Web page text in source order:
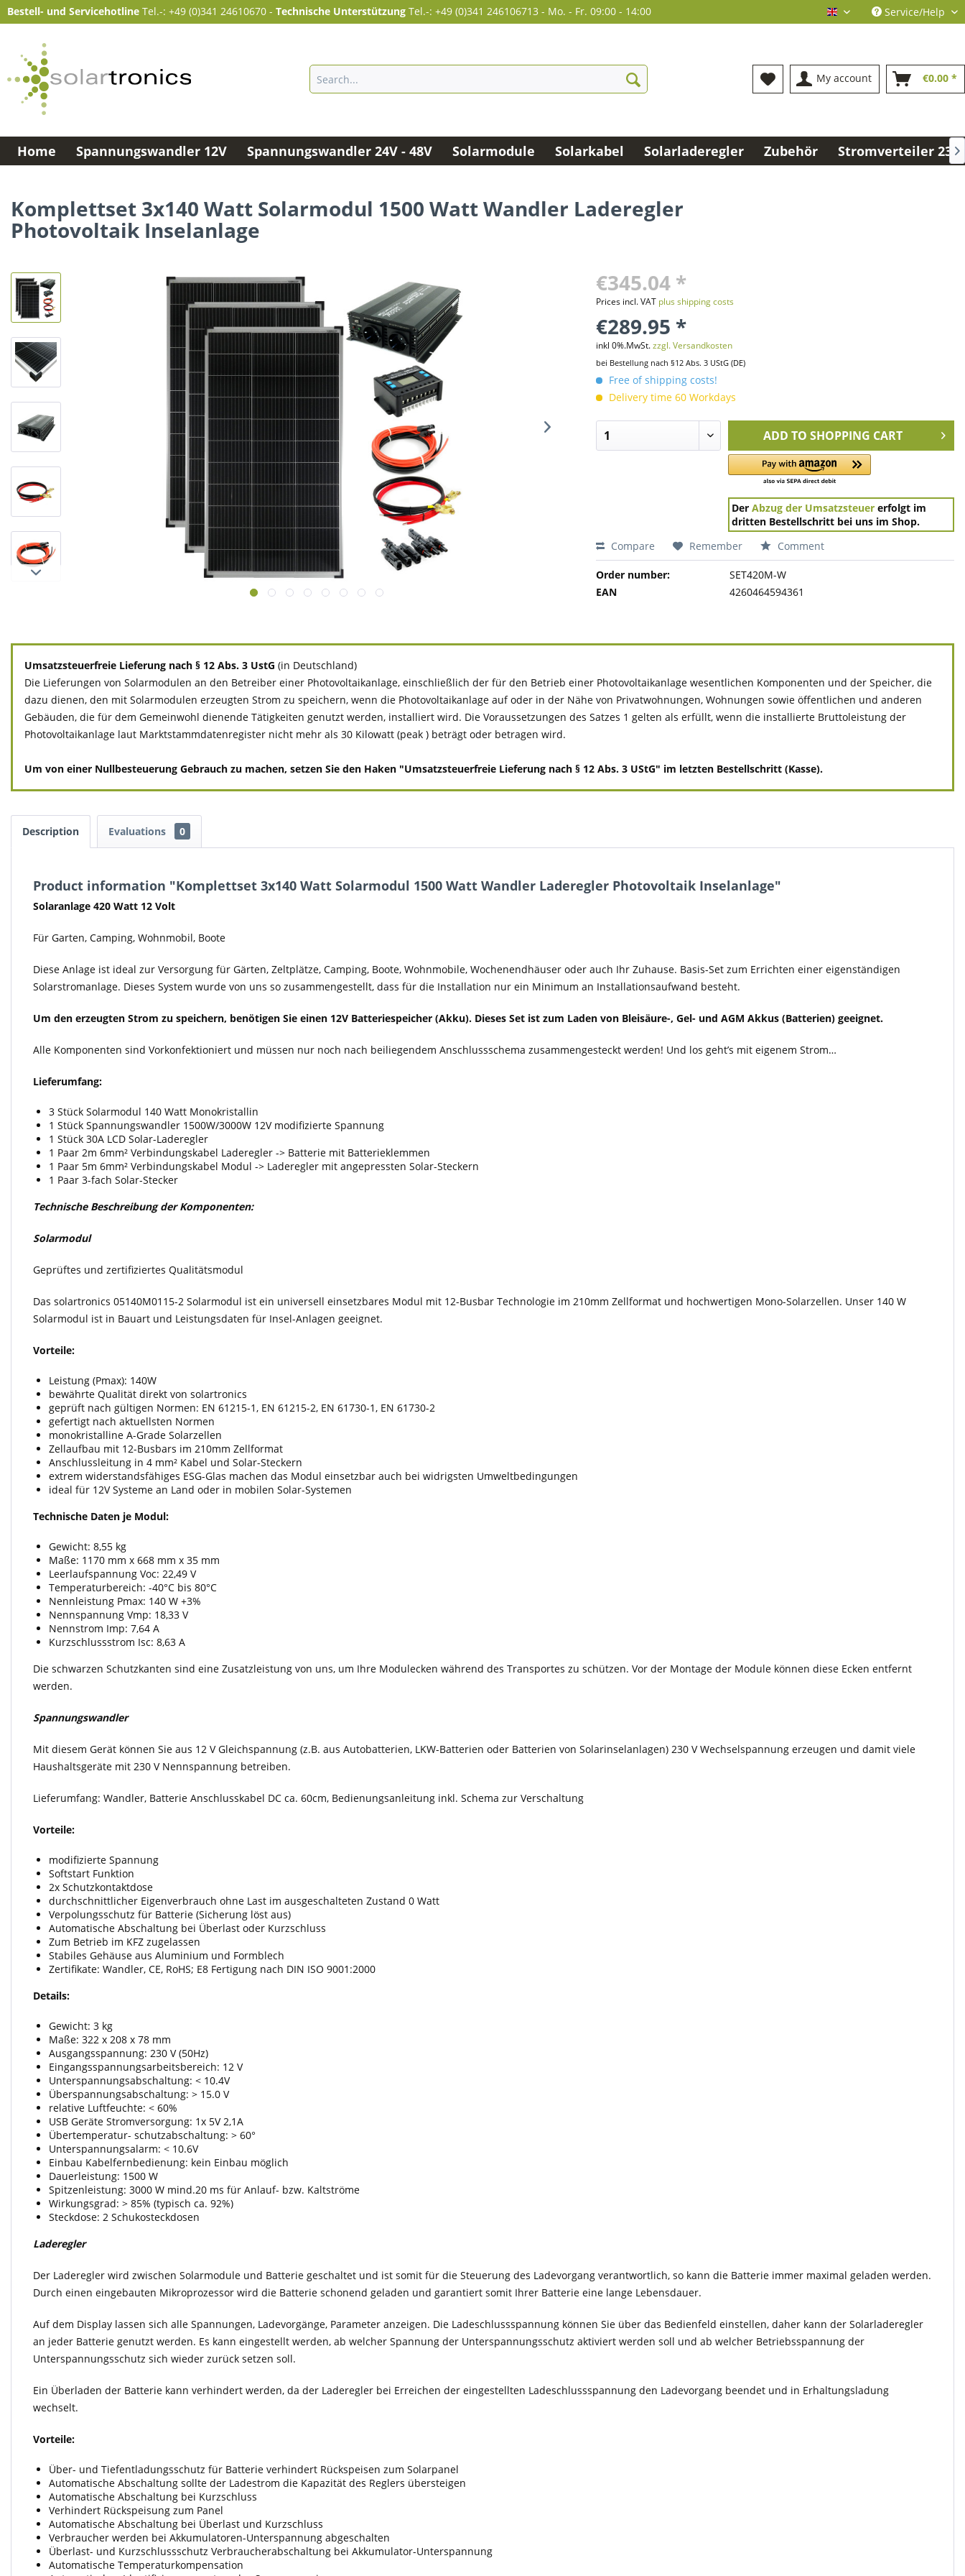
Bestell- und Servicehotline Tel.-: +49 (0)341 24610670 - Technische Unterstützung Tel.-: +49 (0)341 246106713 - Mo. - Fr. 09:00 - 14:00 englisch Service/Help
My account €0.00 *
Home Spannungswandler 12V Spannungswandler 24V - 48V Solarmodule Solarkabel Solarladeregler Zubehör Stromverteiler 
Komplettset 3x140 Watt Solarmodul 1500 Watt Wandler Laderegler
Photovoltaik Inselanlage
€345.04 *
Prices incl. VAT plus shipping costs
€289.95 *
inkl 0%.MwSt.zzgl. Versandkosten
bei Bestellung nach §12 Abs. 3 UStG (DE)
Free of shipping costs!
Delivery time 60 Workdays
ADD TO SHOPPING CART
DerAbzug der Umsatzsteuer erfolgt im
dritten Bestellschritt bei uns im Shop.
Compare
Remember Comment
Order number:
SET420M-W
EAN
4260464594361
Umsatzsteuerfreie Lieferung nach § 12 Abs. 3 UstG (in Deutschland)
Die Lieferungen von Solarmodulen an den Betreiber einer Photovoltaikanlage, einschließlich der für den Betrieb einer Photovoltaikanlage wesentlichen Komponenten und der Speicher, die
dazu dienen, den mit Solarmodulen erzeugten Strom zu speichern, wenn die Photovoltaikanlage auf oder in der Nähe von Privatwohnungen, Wohnungen sowie öffentlichen und anderen
Gebäuden, die für dem Gemeinwohl dienende Tätigkeiten genutzt werden, installiert wird. Die Voraussetzungen des Satzes 1 gelten als erfüllt, wenn die installierte Bruttoleistung der
Photovoltaikanlage laut Marktstammdatenregister nicht mehr als 30 Kilowatt (peak ) beträgt oder betragen wird.
Um von einer Nullbesteuerung Gebrauch zu machen, setzen Sie den Haken "Umsatzsteuerfreie Lieferung nach § 12 Abs. 3 UStG" im letzten Bestellschritt (Kasse).
Description Evaluations 0
Product information "Komplettset 3x140 Watt Solarmodul 1500 Watt Wandler Laderegler Photovoltaik Inselanlage"
Solaranlage 420 Watt 12 Volt
Für Garten, Camping, Wohnmobil, Boote
Diese Anlage ist ideal zur Versorgung für Gärten, Zeltplätze, Camping, Boote, Wohnmobile, Wochenendhäuser oder auch Ihr Zuhause. Basis-Set zum Errichten einer eigenständigen
Solarstromanlage. Dieses System wurde von uns so zusammengestellt, dass für die Installation nur ein Minimum an Installationsaufwand besteht.
Um den erzeugten Strom zu speichern, benötigen Sie einen 12V Batteriespeicher (Akku). Dieses Set ist zum Laden von Bleisäure-, Gel- und AGM Akkus (Batterien) geeignet.
Alle Komponenten sind Vorkonfektioniert und müssen nur noch nach beiliegendem Anschlussschema zusammengesteckt werden! Und los geht’s mit eigenem Strom…
Lieferumfang:
3 Stück Solarmodul 140 Watt Monokristallin
1 Stück Spannungswandler 1500W/3000W 12V modifizierte Spannung
1 Stück 30A LCD Solar-Laderegler
1 Paar 2m 6mm² Verbindungskabel Laderegler -> Batterie mit Batterieklemmen
1 Paar 5m 6mm² Verbindungskabel Modul -> Laderegler mit angepressten Solar-Steckern
1 Paar 3-fach Solar-Stecker
Technische Beschreibung der Komponenten:
Solarmodul
Geprüftes und zertifiziertes Qualitätsmodul
Das solartronics 05140M0115-2 Solarmodul ist ein universell einsetzbares Modul mit 12-Busbar Technologie im 210mm Zellformat und hochwertigen Mono-Solarzellen. Unser 140 W
Solarmodul ist in Bauart und Leistungsdaten für Insel-Anlagen geeignet.
Vorteile:
Leistung (Pmax): 140W
bewährte Qualität direkt von solartronics
geprüft nach gültigen Normen: EN 61215-1, EN 61215-2, EN 61730-1, EN 61730-2
gefertigt nach aktuellsten Normen
monokristalline A-Grade Solarzellen
Zellaufbau mit 12-Busbars im 210mm Zellformat
Anschlussleitung in 4 mm² Kabel und Solar-Steckern
extrem widerstandsfähiges ESG-Glas machen das Modul einsetzbar auch bei widrigsten Umweltbedingungen
ideal für 12V Systeme an Land oder in mobilen Solar-Systemen
Technische Daten je Modul:
Gewicht: 8,55 kg
Maße: 1170 mm x 668 mm x 35 mm
Leerlaufspannung Voc: 22,49 V
Temperaturbereich: -40°C bis 80°C
Nennleistung Pmax: 140 W +3%
Nennspannung Vmp: 18,33 V
Nennstrom Imp: 7,64 A
Kurzschlussstrom Isc: 8,63 A
Die schwarzen Schutzkanten sind eine Zusatzleistung von uns, um Ihre Modulecken während des Transportes zu schützen. Vor der Montage der Module können diese Ecken entfernt
werden.
Spannungswandler
Mit diesem Gerät können Sie aus 12 V Gleichspannung (z.B. aus Autobatterien, LKW-Batterien oder Batterien von Solarinselanlagen) 230 V Wechselspannung erzeugen und damit viele
Haushaltsgeräte mit 230 V Nennspannung betreiben.
Lieferumfang: Wandler, Batterie Anschlusskabel DC ca. 60cm, Bedienungsanleitung inkl. Schema zur Verschaltung
Vorteile:
modifizierte Spannung
Softstart Funktion
2x Schutzkontaktdose
durchschnittlicher Eigenverbrauch ohne Last im ausgeschalteten Zustand 0 Watt
Verpolungsschutz für Batterie (Sicherung löst aus)
Automatische Abschaltung bei Überlast oder Kurzschluss
Zum Betrieb im KFZ zugelassen
Stabiles Gehäuse aus Aluminium und Formblech
Zertifikate: Wandler, CE, RoHS; E8 Fertigung nach DIN ISO 9001:2000
Details:
Gewicht: 3 kg
Maße: 322 x 208 x 78 mm
Ausgangsspannung: 230 V (50Hz)
Eingangsspannungsarbeitsbereich: 12 V
Unterspannungsabschaltung: < 10.4V
Überspannungsabschaltung: > 15.0 V
relative Luftfeuchte: < 60%
USB Geräte Stromversorgung: 1x 5V 2,1A
Übertemperatur- schutzabschaltung: > 60°
Unterspannungsalarm: < 10.6V
Einbau Kabelfernbedienung: kein Einbau möglich
Dauerleistung: 1500 W
Spitzenleistung: 3000 W mind.20 ms für Anlauf- bzw. Kaltströme
Wirkungsgrad: > 85% (typisch ca. 92%)
Steckdose: 2 Schukosteckdosen
Laderegler
Der Laderegler wird zwischen Solarmodule und Batterie geschaltet und ist somit für die Steuerung des Ladevorgang verantwortlich, so kann die Batterie immer maximal geladen werden.
Durch einen eingebauten Mikroprozessor wird die Batterie schonend geladen und garantiert somit Ihrer Batterie eine lange Lebensdauer.
Auf dem Display lassen sich alle Spannungen, Ladevorgänge, Parameter anzeigen. Die Ladeschlussspannung können Sie über das Bedienfeld einstellen, daher kann der Solarladeregler
an jeder Batterie genutzt werden. Es kann eingestellt werden, ab welcher Spannung der Unterspannungsschutz aktiviert werden soll und ab welcher Betriebsspannung der
Unterspannungsschutz sich wieder zurück setzen soll.
Ein Überladen der Batterie kann verhindert werden, da der Laderegler bei Erreichen der eingestellten Ladeschlussspannung den Ladevorgang beendet und in Erhaltungsladung
wechselt.
Vorteile:
Über- und Tiefentladungsschutz für Batterie verhindert Rückspeisen zum Solarpanel
Automatische Abschaltung sollte der Ladestrom die Kapazität des Reglers übersteigen
Automatische Abschaltung bei Kurzschluss
Verhindert Rückspeisung zum Panel
Automatische Abschaltung bei Überlast und Kurzschluss
Verbraucher werden bei Akkumulatoren-Unterspannung abgeschalten
Überlast- und Kurzschlussschutz Verbraucherabschaltung bei Akkumulator-Unterspannung
Automatische Temperaturkompensation